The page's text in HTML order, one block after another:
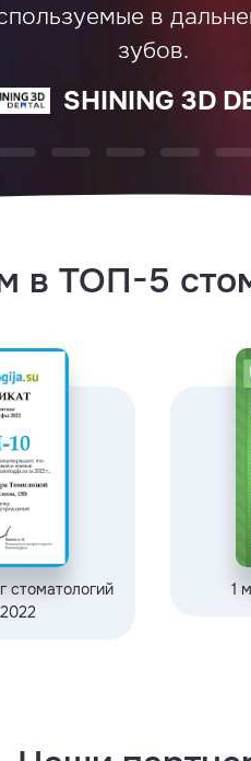
в
зубов.
SHINING 3D
в ТОП-5
стоматологий
1